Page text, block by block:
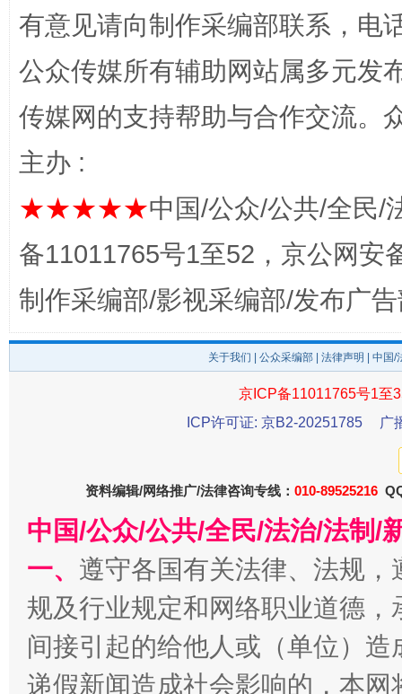
今
魏明亮
有意见请向制作采编部联系，电
公众传媒所有辅助网站属多元发
传媒网的支持帮助与合作交流。
主办 :
★★★★★中国/公众/公共/全民/
备11011765号1至52，京公网安
制作采编部/影视采编部/发布广
关于我们 公众采编部 法律声明 | 中国
京ICP备11011765号1至
ICP许可证: 京B2-20251785
广
资料编辑/网络推广/法律咨询专线： 010-89525216
中国/公众/公共/全民/法治/法制/
一、 遵守各国有关法律、法规
规及行业规定和网络职业道德
间接引起的给他人或（单位）
递假新闻造成社会影响的，本